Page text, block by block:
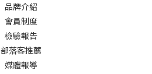
品牌介紹
會員制度
檢驗報告
部落客推薦
媒體報導